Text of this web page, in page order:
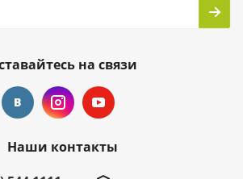
на связи
Наши контакты